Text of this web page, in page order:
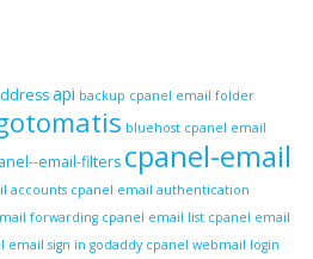
api backup cpanel email folder
bluehost cpanel email
email-filters cpanel-email
accounts cpanel email authentication
forwarding cpanel email list cpanel email
email sign in godaddy cpanel webmail login